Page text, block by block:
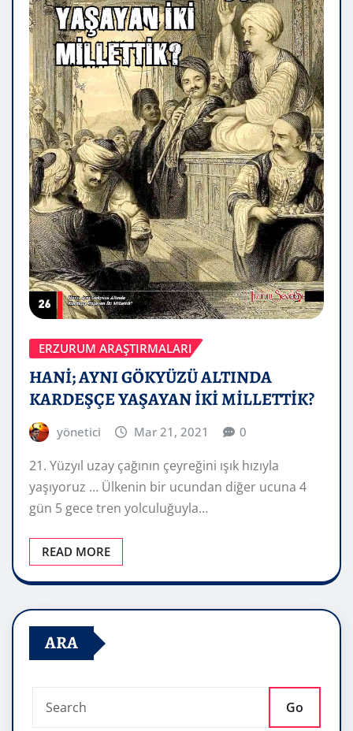
ERZURUM ARAŞTIRMALARI
HANİ; AYNI GÖKYÜZÜ ALTINDA
KARDEŞÇE YAŞAYAN İKİ MİLLETTİK?
yönetici Mar 21, 2021 0
21. Yüzyıl uzay çağının çeyreğini ışık hızıyla
yaşıyoruz … Ülkenin bir ucundan diğer ucuna 4
gün 5 gece tren yolculuğuyla…
READ MORE
ARA
Go